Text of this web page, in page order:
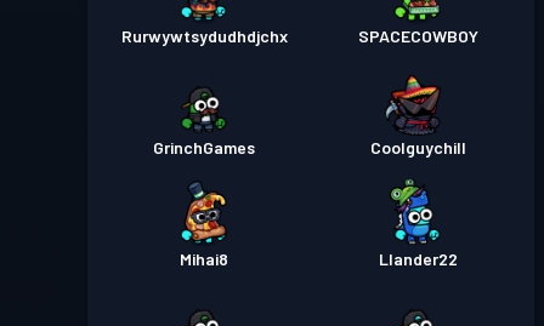
Rurwywtsydudhdjchx SPACECOWBOY
GrinchGames Coolguychill
Mihai8 Llander22